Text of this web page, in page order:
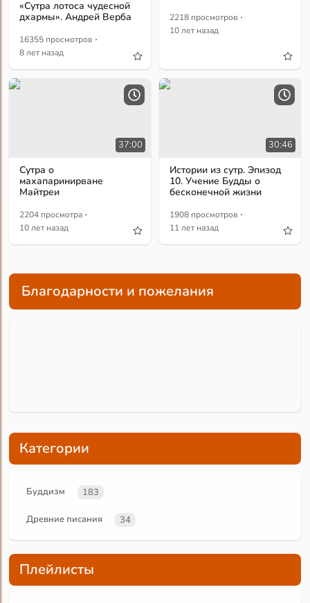
«Сутра лотоса чудесной
дхармы». Андрей Верба
16355 просмотров ·
8 лет назад
2218 просмотров ·
10 лет назад
37:00
Сутра о
махапаринирване
Майтреи
2204 просмотра ·
10 лет назад
30:46
Истории из сутр. Эпизод
10. Учение Будды о
бесконечной жизни
1908 просмотров ·
11 лет назад
Благодарности и пожелания
Категории
Буддизм 183
Древние писания 34
Плейлисты